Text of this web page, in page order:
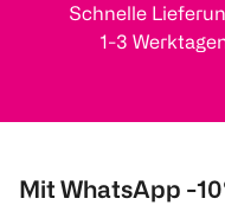
Schnelle
1-3
Mit WhatsApp -